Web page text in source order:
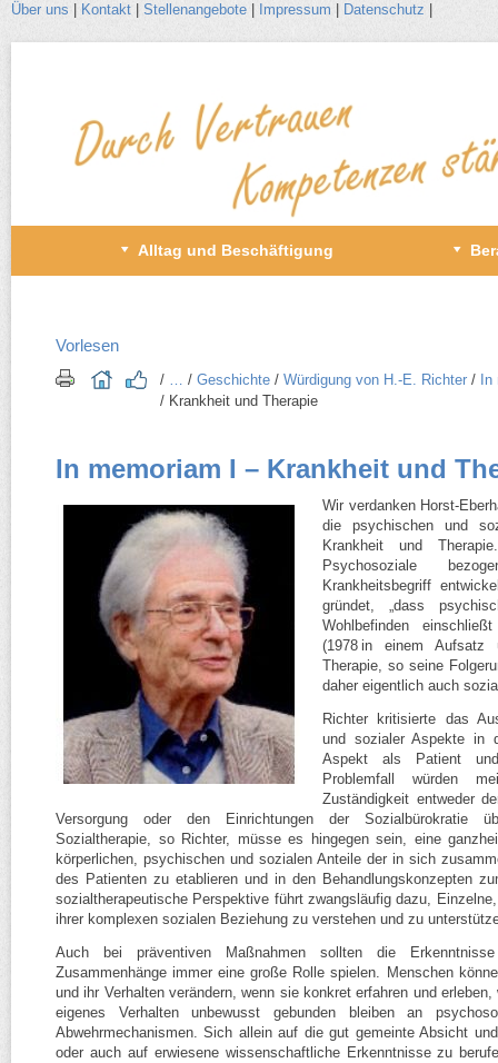
Über uns Kontakt Stellenangebote Impressum Datenschutz
Alltag und Beschäftigung
Vorlesen
/​ … /​ Geschichte /​ Würdigung von H.-E. Richter /​
/​ Krankheit und Therapie
In memoriam I – Krankheit und
Wir verdanken Horst-​
die psychischen und
Krankheit und
Psychosoziale
Krankheitsbegriff
gründet, „dass
Wohlbefinden
(1978 in einem Aufsatz
Therapie, so seine
daher eigentlich auch
Richter kritisierte das
und sozialer Aspekte in
Aspekt als Patient
Problemfall würden
Zuständigkeit entweder
Versorgung oder den Einrichtungen der Sozialbürokratie
Sozialtherapie, so Richter, müsse es hingegen sein, eine
körperlichen, psychischen und sozialen Anteile der in sich
des Patienten zu etablieren und in den Behandlungskonzepten
sozialtherapeutische Perspektive führt zwangsläufig dazu,
ihrer komplexen sozialen Beziehung zu verstehen und zu
Auch bei präventiven Maßnahmen sollten die Erkenntnisse
Zusammenhänge immer eine große Rolle spielen. Menschen
und ihr Verhalten verändern, wenn sie konkret erfahren und
eigenes Verhalten unbewusst gebunden bleiben an
Abwehrmechanismen. Sich allein auf die gut gemeinte Absicht
oder auch auf erwiesene wissenschaftliche Erkenntnisse zu